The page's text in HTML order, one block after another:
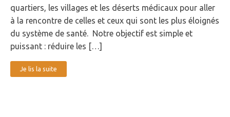
quartiers, les villages et les déserts médicaux pour aller
à la rencontre de celles et ceux qui sont les plus éloignés
du système de santé. Notre objectif est simple et
puissant : réduire les […]
Je lis la suite